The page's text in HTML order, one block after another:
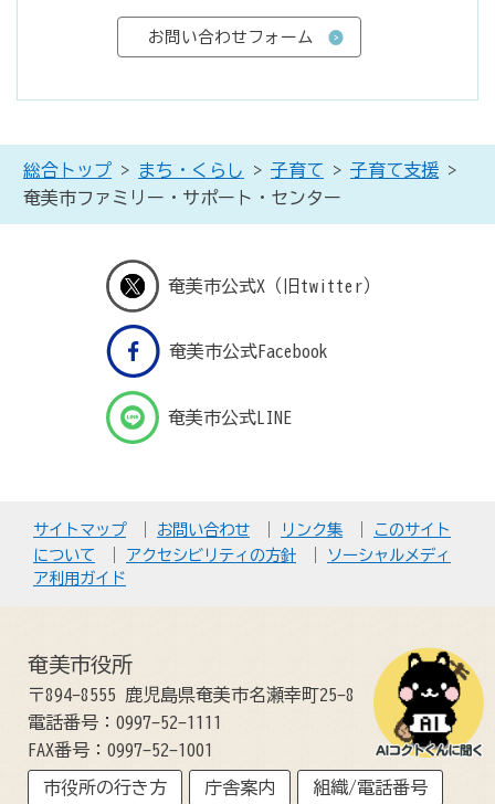
総合トップ > まち・くらし > 子育て > 子育て支援 >
奄美市ファミリー・サポート・センター
奄美市公式X（旧twitter）
奄美市公式Facebook
奄美市公式LINE
サイトマップ お問い合わせ リンク集
このサイト
について
アクセシビリティの方針
ソーシャルメディ
ア利用ガイド
奄美市役所
〒894-8555 鹿児島県奄美市名瀬幸町25-8
電話番号：0997-52-1111
FAX番号：0997-52-1001
市役所の行き方 庁舎案内 組織/電話番号